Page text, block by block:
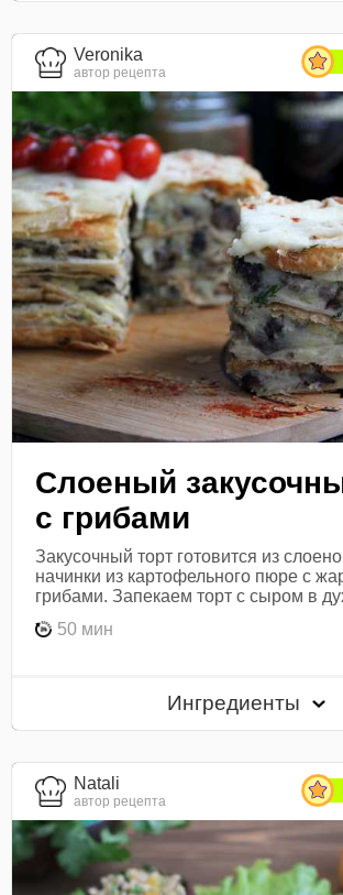
Veronika
автор рецепта
Слоеный
с грибами
Закусочный торт готовится из
начинки из картофельного пюре с
грибами. Запекаем торт с сыром в
50 мин
Ингредиенты
Natali
автор рецепта